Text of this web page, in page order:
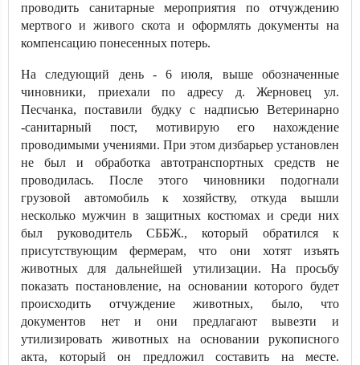
проводить санитарные мероприятия по отчуждению
мертвого и живого скота и оформлять документы на
компенсацию понесенных потерь.
На следующий день - 6 июля, выше обозначенные
чиновники, приехали по адресу д. Жерновец ул.
Песчанка, поставили будку с надписью Ветеринарно
-санитарный пост, мотивирую его нахождение
проводимыми учениями. При этом дизбарьер установлен
не был и обработка автотранспортных средств не
проводилась. После этого чиновники подогнали
грузовой автомобиль к хозяйству, откуда вышли
несколько мужчин в защитных костюмах и среди них
был руководитель СББЖ., который обратился к
присутствующим фермерам, что они хотят изъять
животных для дальнейшей утилизации. На просьбу
показать постановление, на основании которого будет
происходить отчуждение животных, было, что
документов нет и они предлагают вывезти и
утилизировать животных на основании рукописного
акта, который он предложил составить на месте.